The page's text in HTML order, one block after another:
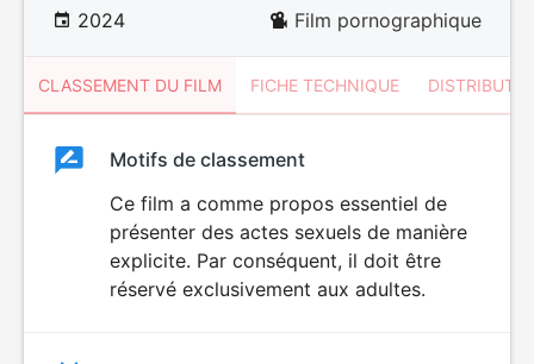
2024 Film pornographique
CLASSEMENT DU FILM FICHE TECHNIQUE
ClassementClassement
SEXUALITÉ
EXPLICITE
Motifs de classement
Ce film a comme propos essentiel de
présenter des actes sexuels de manière
explicite. Par conséquent, il doit être
réservé exclusivement aux adultes.